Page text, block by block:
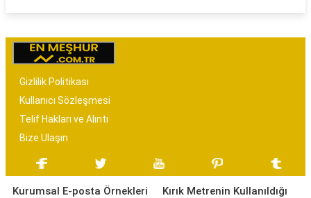
Gizlilik Politikası
Kullanıcı Sözleşmesi
Telif Hakları ve Alıntı
Bize Ulaşın
Kurumsal E-posta Örnekleri
Kırık Metrenin Kullanıldığı